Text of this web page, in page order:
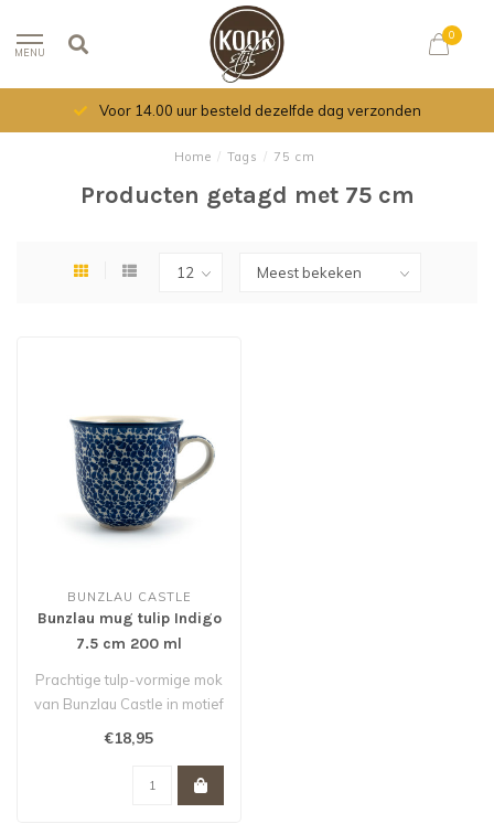
MENU
0
Voor 14.00 uur besteld dezelfde dag verzonden
Home / Tags / 75 cm
Producten getagd met 75 cm
BUNZLAU CASTLE
Bunzlau mug tulip Indigo
7.5 cm 200 ml
Prachtige tulp-vormige mok
van Bunzlau Castle in motief
Indigo. Inhoud 200 ml. D..
€18,95